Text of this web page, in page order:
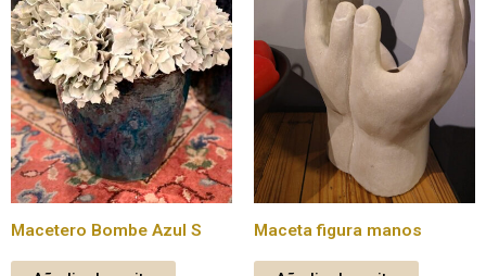
Macetero Bombe Azul S Maceta figura manos